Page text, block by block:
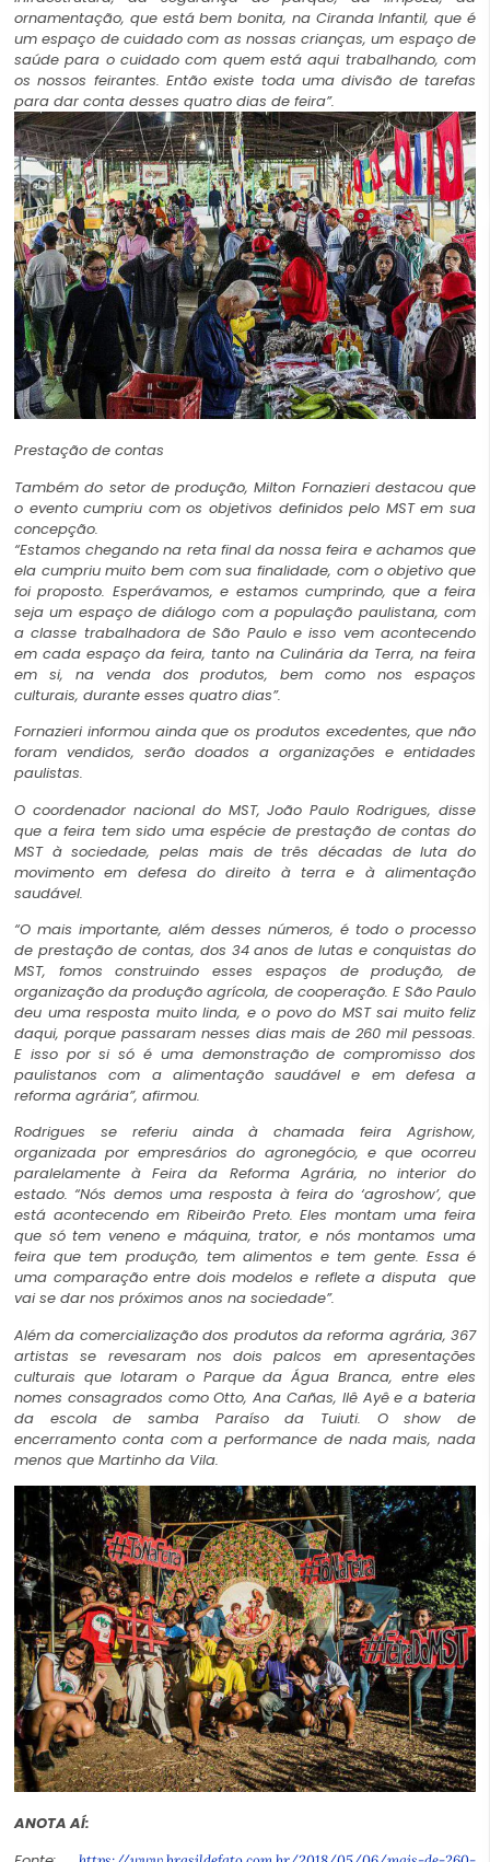
ornamentação, que está bem bonita, na Ciranda Infantil, que é
um espaço de cuidado com as nossas crianças, um espaço de
saúde para o cuidado com quem está aqui trabalhando, com
os nossos feirantes. Então existe toda uma divisão de tarefas
para dar conta desses quatro dias de feira”.
Prestação de contas
Também do setor de produção, Milton Fornazieri destacou que
o evento cumpriu com os objetivos definidos pelo MST em sua
concepção.
“Estamos chegando na reta final da nossa feira e achamos que
ela cumpriu muito bem com sua finalidade, com o objetivo que
foi proposto. Esperávamos, e estamos cumprindo, que a feira
seja um espaço de diálogo com a população paulistana, com
a classe trabalhadora de São Paulo e isso vem acontecendo
em cada espaço da feira, tanto na Culinária da Terra, na feira
em si, na venda dos produtos, bem como nos espaços
culturais, durante esses quatro dias”.
Fornazieri informou ainda que os produtos excedentes, que não
foram vendidos, serão doados a organizações e entidades
paulistas.
O coordenador nacional do MST, João Paulo Rodrigues, disse
que a feira tem sido uma espécie de prestação de contas do
MST à sociedade, pelas mais de três décadas de luta do
movimento em defesa do direito à terra e à alimentação
saudável.
“O mais importante, além desses números, é todo o processo
de prestação de contas, dos 34 anos de lutas e conquistas do
MST, fomos construindo esses espaços de produção, de
organização da produção agrícola, de cooperação. E São Paulo
deu uma resposta muito linda, e o povo do MST sai muito feliz
daqui, porque passaram nesses dias mais de 260 mil pessoas.
E isso por si só é uma demonstração de compromisso dos
paulistanos com a alimentação saudável e em defesa a
reforma agrária”, afirmou.
Rodrigues se referiu ainda à chamada feira Agrishow,
organizada por empresários do agronegócio, e que ocorreu
paralelamente à Feira da Reforma Agrária, no interior do
estado. “Nós demos uma resposta à feira do ‘agroshow’, que
está acontecendo em Ribeirão Preto. Eles montam uma feira
que só tem veneno e máquina, trator, e nós montamos uma
feira que tem produção, tem alimentos e tem gente. Essa é
uma comparação entre dois modelos e reflete a disputa que
vai se dar nos próximos anos na sociedade”.
Além da comercialização dos produtos da reforma agrária, 367
artistas se revesaram nos dois palcos em apresentações
culturais que lotaram o Parque da Água Branca, entre eles
nomes consagrados como Otto, Ana Cañas, Ilê Ayê e a bateria
da escola de samba Paraíso da Tuiuti. O show de
encerramento conta com a performance de nada mais, nada
menos que Martinho da Vila.
ANOTA AÍ: